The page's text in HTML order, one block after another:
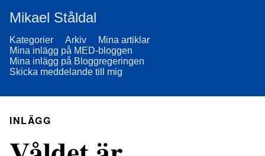
Mikael Ståldal
Kategorier Arkiv
Mina artiklar
Mina inlägg på MED-bloggen
Mina inlägg på Bloggregeringen
Skicka meddelande till mig
INLÄGG